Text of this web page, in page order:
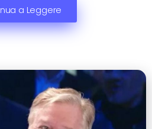
a Leggere